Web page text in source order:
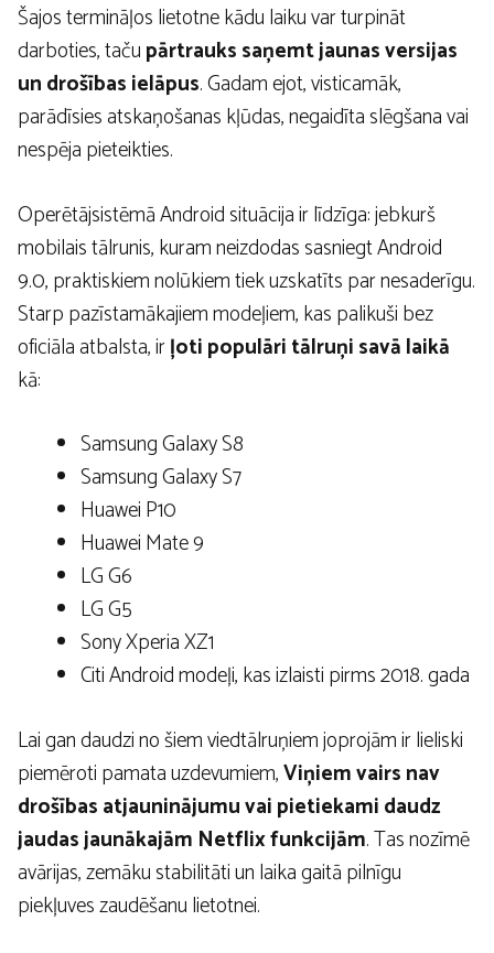
Šajos termināļos lietotne kādu laiku var turpināt
darboties, tačupārtrauks saņemt jaunas versijas
un drošības ielāpus. Gadam ejot, visticamāk,
parādīsies atskaņošanas kļūdas, negaidīta slēgšana vai
nespēja pieteikties.
Operētājsistēmā Android situācija ir līdzīga: jebkurš
mobilais tālrunis, kuram neizdodas sasniegt Android
9.0, praktiskiem nolūkiem tiek uzskatīts par nesaderīgu.
Starp pazīstamākajiem modeļiem, kas palikuši bez
oficiāla atbalsta, irļoti populāri tālruņi savā laikā
kā:
Samsung Galaxy S8
Samsung Galaxy S7
Huawei P10
Huawei Mate 9
LG G6
LG G5
Sony Xperia XZ1
Citi Android modeļi, kas izlaisti pirms 2018. gada
Lai gan daudzi no šiem viedtālruņiem joprojām ir lieliski
piemēroti pamata uzdevumiem,Viņiem vairs nav
drošības atjauninājumu vai pietiekami daudz
jaudas jaunākajām Netflix funkcijām. Tas nozīmē
avārijas, zemāku stabilitāti un laika gaitā pilnīgu
piekļuves zaudēšanu lietotnei.